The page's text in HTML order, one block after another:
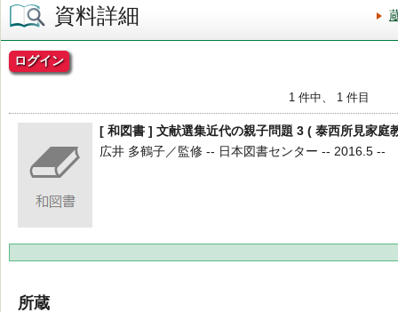
資料詳細
ログイン
1 件中、 1 件目
[ 和図書 ] 文献選集近代の親子問題 3 ( 泰西所見家庭
広井 多鶴子／監修 -- 日本図書センター -- 2016.5 --
所蔵